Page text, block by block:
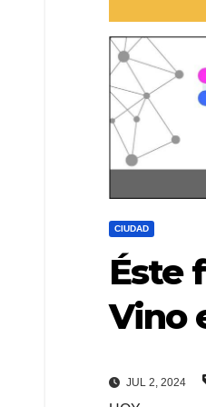
CIUDAD
Éste
Vino
JUL 2, 2024